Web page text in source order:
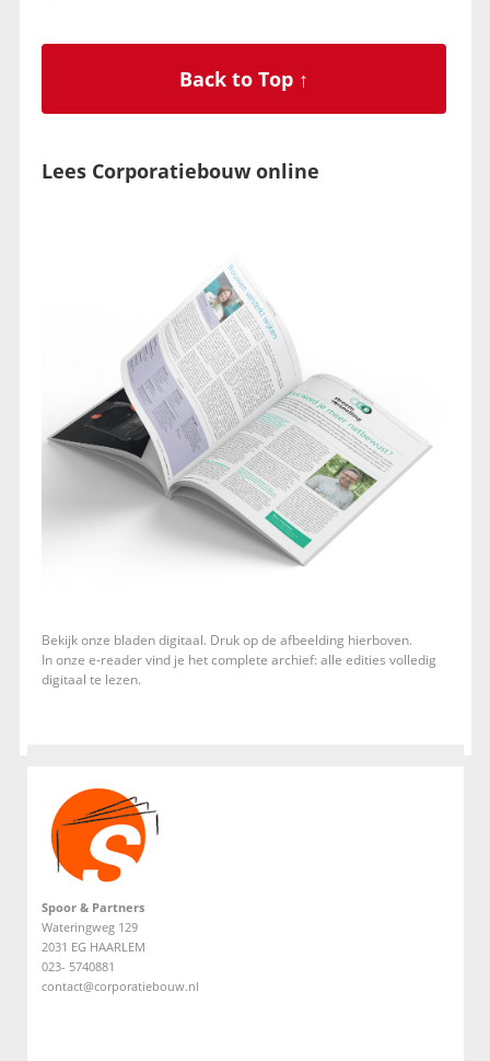
Back to Top ↑
Lees Corporatiebouw online
Bekijk onze bladen digitaal. Druk op de afbeelding hierboven.
In onze e-reader vind je het complete archief: alle edities volledig
digitaal te lezen.
Spoor & Partners
Wateringweg 129
2031 EG HAARLEM
023- 5740881
contact@corporatiebouw.nl